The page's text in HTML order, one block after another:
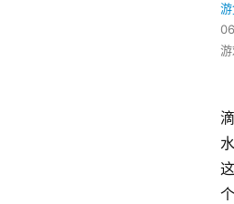
滴
水
这
个